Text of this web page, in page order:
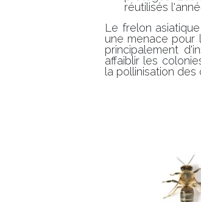
réutilisés
Le frelon
une menace pour
principalement
affaiblir les
la pollinisation des